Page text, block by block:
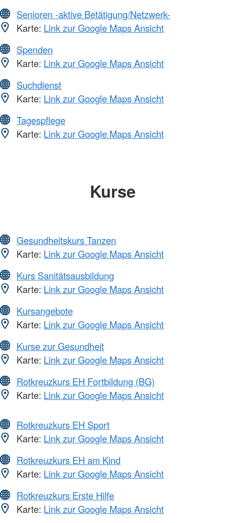
Senioren -aktive Betätigung/Netzwerk-
Karte: Link zur Google Maps Ansicht
Spenden
Karte: Link zur Google Maps Ansicht
Suchdienst
Karte: Link zur Google Maps Ansicht
Tagespflege
Karte: Link zur Google Maps Ansicht
Kurse
Gesundheitskurs Tanzen
Karte: Link zur Google Maps Ansicht
Kurs Sanitätsausbildung
Karte: Link zur Google Maps Ansicht
Kursangebote
Karte: Link zur Google Maps Ansicht
Kurse zur Gesundheit
Karte: Link zur Google Maps Ansicht
Rotkreuzkurs EH Fortbildung (BG)
Karte: Link zur Google Maps Ansicht
Rotkreuzkurs EH Sport
Karte: Link zur Google Maps Ansicht
Rotkreuzkurs EH am Kind
Karte: Link zur Google Maps Ansicht
Rotkreuzkurs Erste Hilfe
Karte: Link zur Google Maps Ansicht